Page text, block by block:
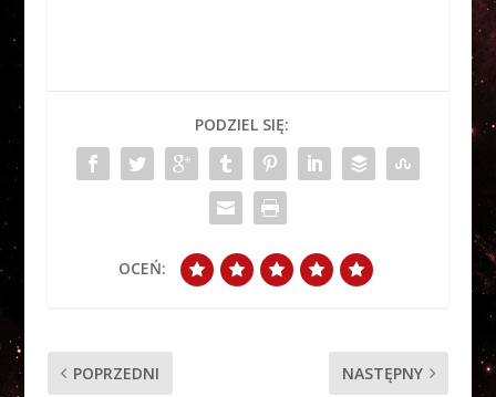
PODZIEL SIĘ:
OCEŃ:
POPRZEDNI NASTĘPNY